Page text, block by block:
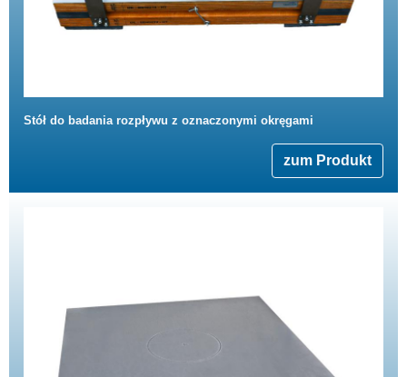
Stół do badania rozpływu z oznaczonymi okręgami
zum Produkt